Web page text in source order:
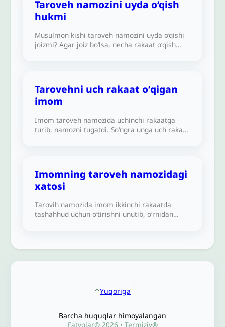
Taroveh namozini uyda o‘qish
hukmi
Musulmon kishi taroveh namozini uyda o‘qishi
joizmi? Agar joiz bo‘lsa, necha rakaat oʻqish
Tarovehni uch rakaat oʻqigan
imom
Imom taroveh namozida uchinchi rakaatga
turib, namozni tugatdi. Soʻngra unga uch rakaat
Imomning taroveh namozidagi
xatosi
Tarovih namozida imom ikkinchi rakaatda
tashahhud uchun oʻtirishni unutib, oʻrnidan
Yuqoriga
Barcha huquqlar himoyalangan
Fatvolar© 2026 • Termiziy®